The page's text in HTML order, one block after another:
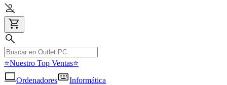
⭐Nuestro Top Ventas⭐
Ordenadores
Informática